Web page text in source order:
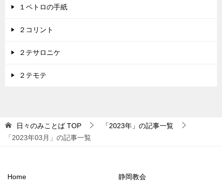
１ペトロの手紙
２コリント
２テサロニケ
２テモテ
日々のみことばTOP
「2023年」の記事一覧
「2023年03月」の記事一覧
Home 静岡教会